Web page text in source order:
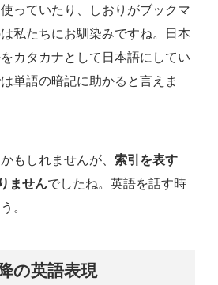
っていたり、しおりがブックマ
私たちにお馴染みですね。日本
カタカナとして日本語にしてい
単語の暗記に助かると言えま
もしれませんが、 索引を表す
ませんでしたね。英語を話す時
。
の英語表現